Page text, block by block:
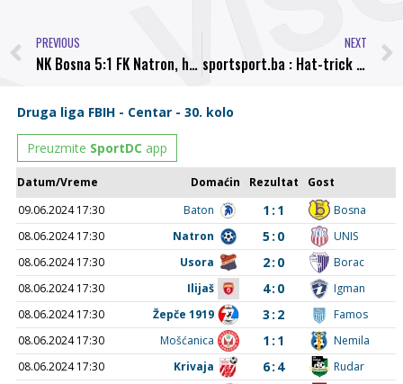
PREVIOUS
NK Bosna 5:1 FK Natron, hat trick Plakala
NEXT
sportsport.ba : Hat-trick Plakala za uvjerljivu pobjedu visočke Bosne